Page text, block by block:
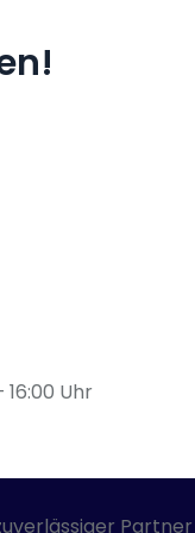
16:00 Uhr